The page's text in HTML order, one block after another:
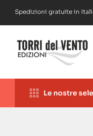
Spedizioni gratuite in
Le nostre